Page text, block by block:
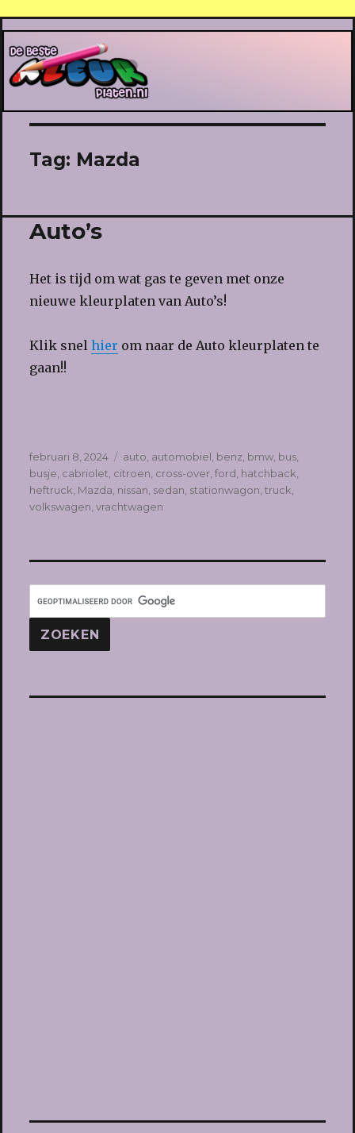
De Beste Kleurplaten
Tag: Mazda
Auto’s
Het is tijd om wat gas te geven met onze
nieuwe kleurplaten van Auto’s!
Klik snel hier om naar de Auto kleurplaten te
gaan!!
Geplaatst
op
februari 8, 2024 Tags
auto automobiel benz, bmw, bus,
busje cabriolet citroen cross-over, ford hatchback
heftruck Mazda nissan sedan stationwagon truck
volkswagen vrachtwagen